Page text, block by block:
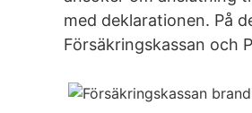
med deklarationen. På
Försäkringskassan och